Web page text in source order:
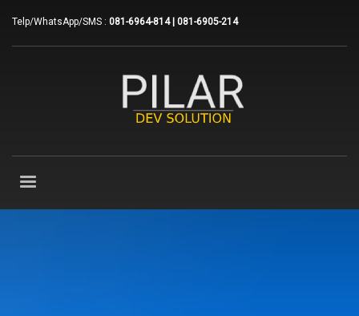
Telp/WhatsApp/SMS : 081-6964-814 | 081-6905-214